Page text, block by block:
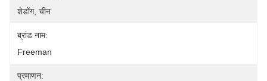
शेडोंग, चीन
ब्रांड नाम:
Freeman
प्रमाणन: